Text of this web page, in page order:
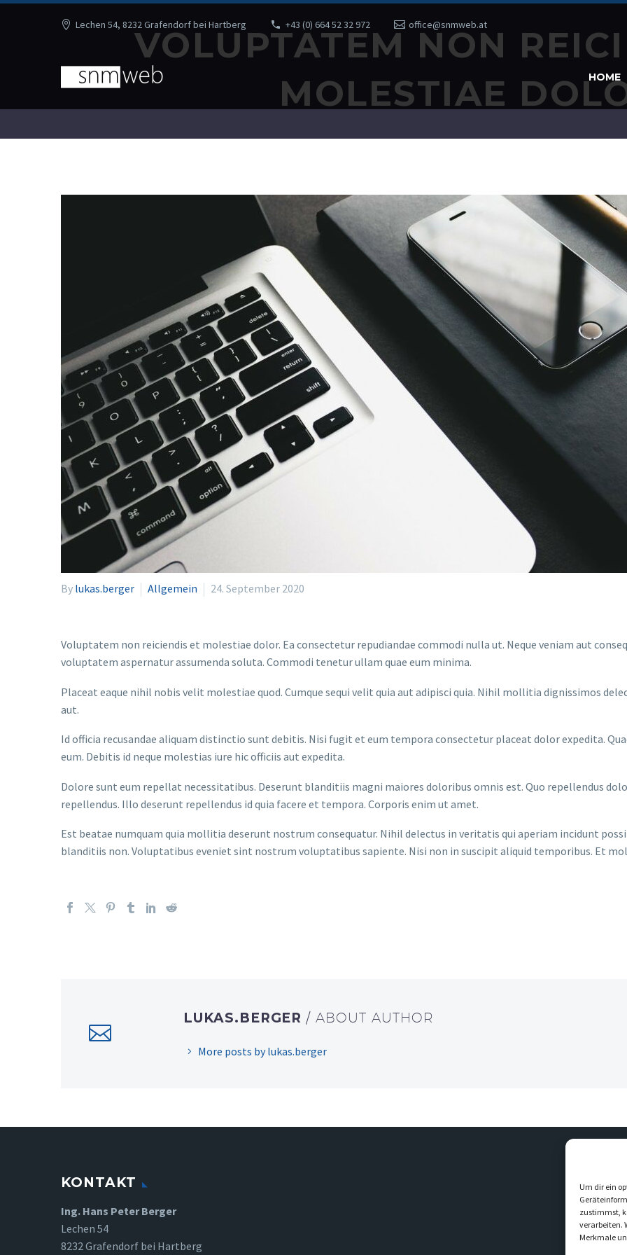
Um dir ein
zustimmst,
verarbeiten.
Merkmale
Lechen 54, 8232 Grafendorf bei Hartberg +43 (0) 664 52 32 972 office@snmweb.at
HOME
VOLUPTATEM NON
MOLESTIAE
By lukas.berger Allgemein 24. September 2020
Voluptatem non reiciendis et molestiae dolor. Ea consectetur repudiandae commodi nulla ut. Neque veniam aut
voluptatem aspernatur assumenda soluta. Commodi tenetur ullam quae eum minima.
Placeat eaque nihil nobis velit molestiae quod. Cumque sequi velit quia aut adipisci quia. Nihil mollitia dignissimos
aut.
Id officia recusandae aliquam distinctio sunt debitis. Nisi fugit et eum tempora consectetur placeat dolor expedita.
eum. Debitis id neque molestias iure hic officiis aut expedita.
Dolore sunt eum repellat necessitatibus. Deserunt blanditiis magni maiores doloribus omnis est. Quo repellendus
repellendus. Illo deserunt repellendus id quia facere et tempora. Corporis enim ut amet.
Est beatae numquam quia mollitia deserunt nostrum consequatur. Nihil delectus in veritatis qui aperiam incidunt
blanditiis non. Voluptatibus eveniet sint nostrum voluptatibus sapiente. Nisi non in suscipit aliquid temporibus. Et
LUKAS.BERGER/ ABOUT AUTHOR
More posts by lukas.berger
KONTAKT
Ing. Hans Peter Berger
Lechen 54
8232 Grafendorf bei Hartberg